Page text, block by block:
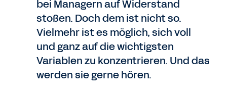
bei Managern auf Widerstand
stoßen. Doch dem ist nicht so.
Vielmehr ist es möglich, sich voll
und ganz auf die wichtigsten
Variablen zu konzentrieren. Und das
werden sie gerne hören.